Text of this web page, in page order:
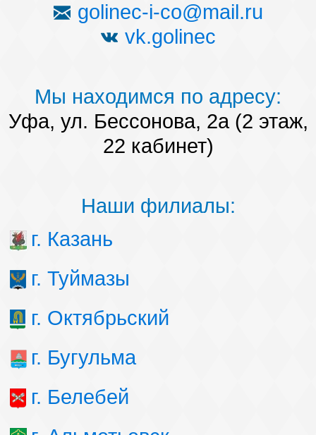
Наши победы
golinec-i-co@mail.ru
vk.golinec
Мы находимся по адресу:
Уфа, ул. Бессонова, 2а (2 этаж,
22 кабинет)
Наши филиалы:
г. Казань
г. Туймазы
г. Октябрьский
г. Бугульма
г. Белебей